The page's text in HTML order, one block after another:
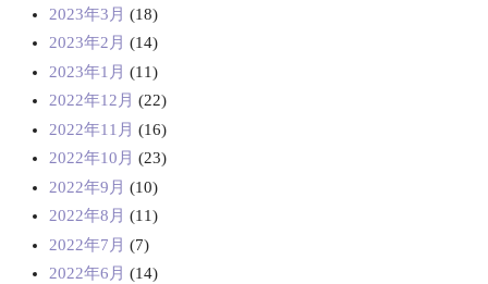
2023年3月 (18)
2023年2月 (14)
2023年1月 (11)
2022年12月 (22)
2022年11月 (16)
2022年10月 (23)
2022年9月 (10)
2022年8月 (11)
2022年7月 (7)
2022年6月 (14)